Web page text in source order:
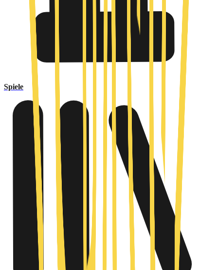
Spiele